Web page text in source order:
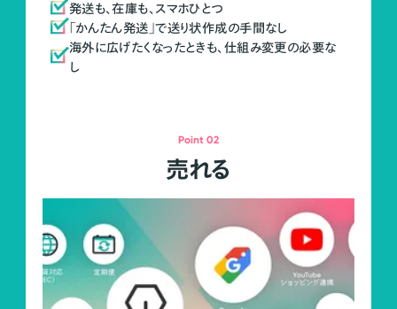
発送も、在庫も、スマホひとつ
「かんたん発送」で送り状作成の手間なし
海外に広げたくなったときも、仕組み変更の必要な
し
Point 02
売れる